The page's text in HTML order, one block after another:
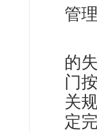
管
（
的
门
关
定